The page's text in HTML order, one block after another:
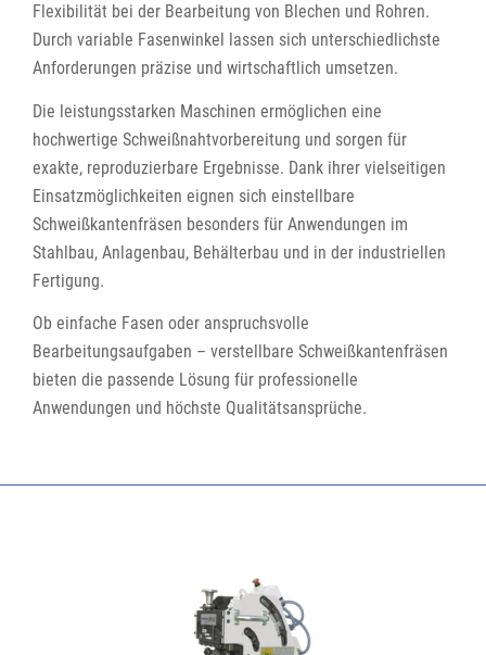
Flexibilität bei der Bearbeitung von Blechen und Rohren.
Durch variable Fasenwinkel lassen sich unterschiedlichste
Anforderungen präzise und wirtschaftlich umsetzen.
Die leistungsstarken Maschinen ermöglichen eine
hochwertige Schweißnahtvorbereitung und sorgen für
exakte, reproduzierbare Ergebnisse. Dank ihrer vielseitigen
Einsatzmöglichkeiten eignen sich einstellbare
Schweißkantenfräsen besonders für Anwendungen im
Stahlbau, Anlagenbau, Behälterbau und in der industriellen
Fertigung.
Ob einfache Fasen oder anspruchsvolle
Bearbeitungsaufgaben – verstellbare Schweißkantenfräsen
bieten die passende Lösung für professionelle
Anwendungen und höchste Qualitätsansprüche.